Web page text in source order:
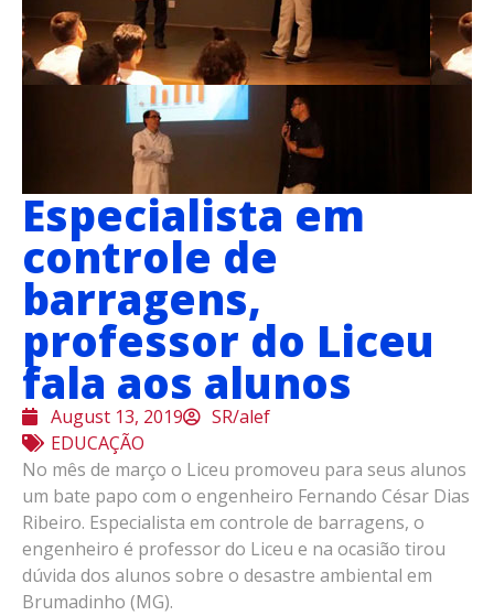
Especialista em
controle de
barragens,
professor do Liceu
fala aos alunos
August 13, 2019
SR/alef
EDUCAÇÃO
No mês de março o Liceu promoveu para seus alunos
um bate papo com o engenheiro Fernando César Dias
Ribeiro. Especialista em controle de barragens, o
engenheiro é professor do Liceu e na ocasião tirou
dúvida dos alunos sobre o desastre ambiental em
Brumadinho (MG).